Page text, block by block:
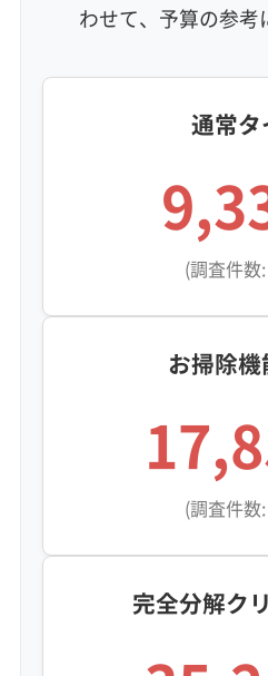
定額料金 複数台割引 初回割
わせて、予算の参考
通常タ
(調査件数
お掃除機
(調査件数
完全分解ク